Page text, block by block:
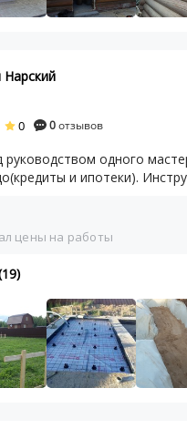
Нарский
0 0отзывов
руководством одного
и ипотеки).
цены на работы